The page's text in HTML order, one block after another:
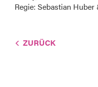
Regie: Sebastian
ZURÜCK